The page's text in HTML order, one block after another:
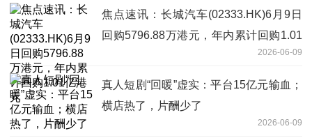
焦点速讯：长城汽车(02333.HK)6月9日
回购5796.88万港元，年内累计回购1.01
2026-06-09
真人短剧“回暖”虚实：平台15亿元输血；
横店热了，片酬少了
2026-06-09